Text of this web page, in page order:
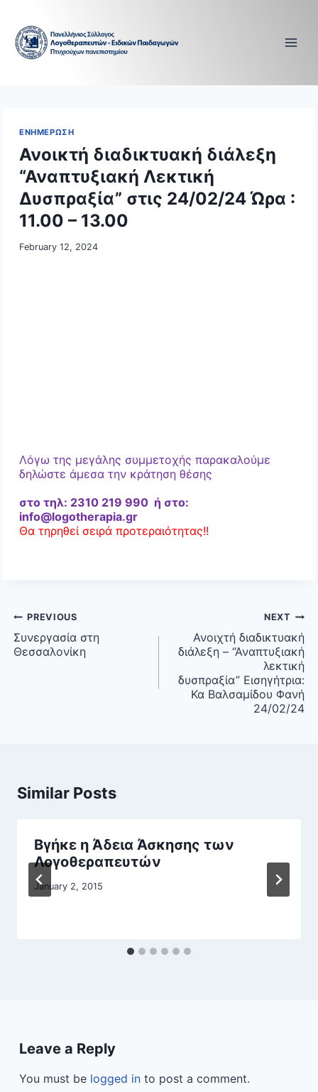
content
ΕΝΗΜΕΡΩΣΗ
Ανοικτή διαδικτυακή διάλεξη
“Αναπτυξιακή Λεκτική
Δυσπραξία” στις 24/02/24 Ώρα :
11.00 – 13.00
February 12, 2024
Λόγω της μεγάλης συμμετοχής παρακαλούμε
δηλώστε άμεσα την κράτηση θέσης
στο τηλ: 2310 219 990 ή στο:
info@logotherapia.gr
Θα τηρηθεί σειρά προτεραιότητας!!
Post
navigation
PREVIOUS
Συνεργασία στη
Θεσσαλονίκη
NEXT
Ανοιχτή διαδικτυακή
διάλεξη – “Αναπτυξιακή
λεκτική
δυσπραξία” Εισηγήτρια:
Κα Βαλσαμίδου Φανή
24/02/24
Similar Posts
Βγήκε η Άδεια Άσκησης των
Λογοθεραπευτών
January 2, 2015
Leave a Reply
You must be logged in to post a comment.